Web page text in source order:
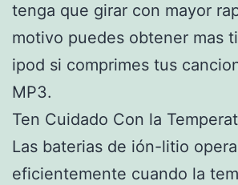
tenga que girar con mayor
motivo puedes obtener mas
ipod si comprimes tus
MP3.
Ten Cuidado Con la
Las baterias de ión-litio
eficientemente cuando la